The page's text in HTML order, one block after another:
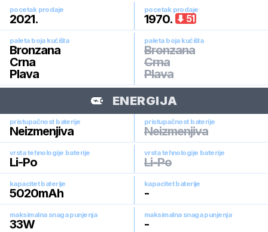
pocetak prodaje
2021.
pocetak prodaje
1970. 51
paleta boja kućišta
Bronzana
Crna
Plava
paleta boja kućišta
Bronzana
Crna
Plava
ENERGIJA
pristupačnost baterije
Neizmenjiva
pristupačnost baterije
Neizmenjiva
vrsta tehnologije baterije
Li-Po
vrsta tehnologije baterije
Li-Po
kapacitet baterije
5020mAh
kapacitet baterije
-
maksimalna snaga punjenja
33W
maksimalna snaga punjenja
-